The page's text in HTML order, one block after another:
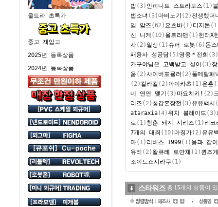
울트라 초특가
중고 재입고
2025년 등록상품
2024년 등록상품
밥(3) 인피니트 스트라토스 (1)
법소녀 (3) 마비노기 (2) 전생했
임 암즈 (62) 요츠바(1) 디지몬
신 니케 (10) 울트라맨 (1) 헌터X
사(2) 일상(1) 슈퍼 로봇 (6) 몬
패용사 성공담(5) 영웅＊전희 (3)
카구야님은 고백받고 싶어 (3)
움 (2)사이버포뮬러 (2) 풀메탈패
(2) 킬라킬 (2) 아이카츠 (1) 은혼
네 연연 맺기 (3) 마요치키! (2)
리즈 (2)성갑혼장전 (3) 유유백서
ataraxia(4)위치 블레이드 (3)
로 (1) 청춘 돼지 시리즈 (1) 리
7개의 대죄 (10) 마징가(2) 유유
마(1) 리버스 1999(1) 용과 같이
유리 (2)왈큐레 로만체 (1) 퀸즈
조이드 죠시라쿠 (1)
스타워즈 총 15개의 상품이